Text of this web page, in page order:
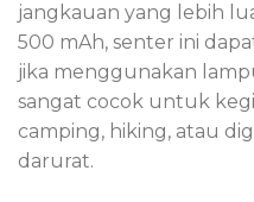
jangkauan yang lebih
500 mAh, senter ini
jika menggunakan
sangat cocok untuk
camping, hiking, atau
darurat.